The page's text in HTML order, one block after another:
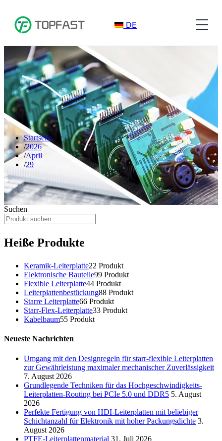
DE
Startseite
2026
April
29
Suchen
Heiße Produkte
Keramik-Leiterplatte22 Produkt
Elektronische Bauteile99 Produkt
Flexible Leiterplatte44 Produkt
Leiterplattenbestückung88 Produkt
Starre Leiterplatte66 Produkt
Starr-Flex-Leiterplatte33 Produkt
Kabelbaum55 Produkt
Neueste Nachrichten
Umgang mit den Designregeln für starr-flexible Leiterplatten
zur Gewährleistung maximaler mechanischer Zuverlässigkeit
7. August 2026
Grundlegende Techniken für das Hochgeschwindigkeits-
Leiterplatten-Routing bei PCIe 5.0 und DDR5 5. August
2026
Perfekte Fertigung von HDI-Leiterplatten mit beliebiger
Schichtanzahl für Elektronik mit hoher Packungsdichte 3.
August 2026
PTFE-Leiterplattenmaterial 31. Juli 2026